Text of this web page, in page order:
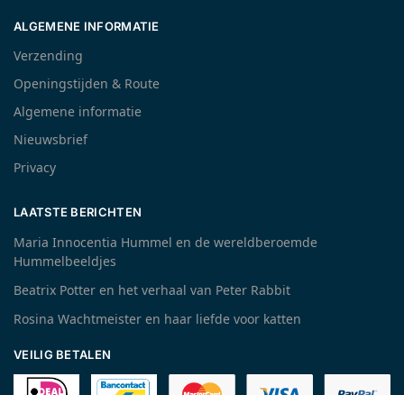
ALGEMENE INFORMATIE
Verzending
Openingstijden & Route
Algemene informatie
Nieuwsbrief
Privacy
LAATSTE BERICHTEN
Maria Innocentia Hummel en de wereldberoemde
Hummelbeeldjes
Beatrix Potter en het verhaal van Peter Rabbit
Rosina Wachtmeister en haar liefde voor katten
VEILIG BETALEN